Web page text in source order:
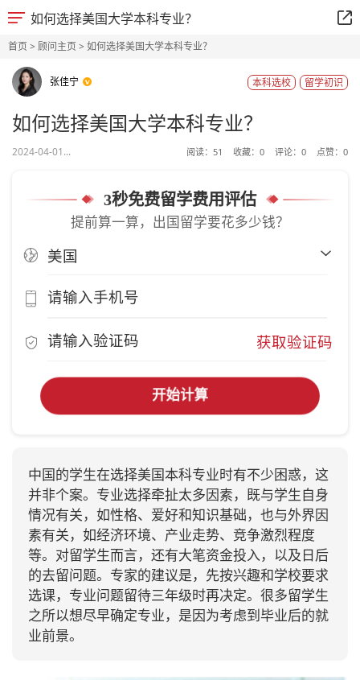
如何选择美国大学本科专业？
首页> 顾问主页> 如何选择美国大学本科专业？
张佳宁 留学初识
本科选校
如何选择美国大学本科专业？
2024-04-01... 阅读： 51 收藏： 0 评论： 0 点赞： 0
3秒免费留学费用评估
提前算一算，出国留学要花多少钱？
获取验证码
开始计算
中国的学生在选择美国本科专业时有不少困惑，这
并非个案。专业选择牵扯太多因素，既与学生自身
情况有关，如性格、爱好和知识基础，也与外界因
素有关，如经济环境、产业走势、竞争激烈程度
等。对留学生而言，还有大笔资金投入，以及日后
的去留问题。专家的建议是，先按兴趣和学校要求
选课，专业问题留待三年级时再决定。很多留学生
之所以想尽早确定专业，是因为考虑到毕业后的就
业前景。